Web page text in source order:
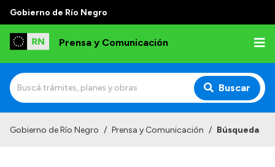
Gobierno de Río Negro
Prensa y Comunicación
Buscar
Gobierno de Río Negro / Prensa y Comunicación / Búsqueda